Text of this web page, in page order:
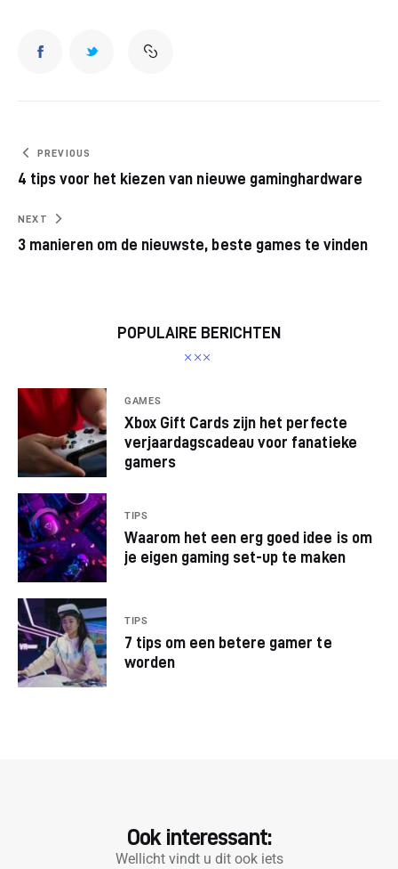
PREVIOUS
4 tips voor het kiezen van nieuwe gaminghardware
NEXT
3 manieren om de nieuwste, beste games te vinden
POPULAIRE BERICHTEN
GAMES
Xbox Gift Cards zijn het perfecte
verjaardagscadeau voor fanatieke
gamers
TIPS
Waarom het een erg goed idee is om
je eigen gaming set-up te maken
TIPS
7 tips om een betere gamer te
worden
Ook interessant:
Wellicht vindt u dit ook iets